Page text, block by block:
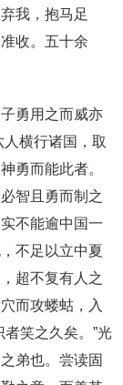
我，抱马足
收。五十余
勇用之而威亦
横行诸国，取
勇而能此者。
智且勇而制之
不能逾中国一
不足以立中夏
超不复有人之
而攻蝼蛄，入
笑之久矣。”光
弟也。尝读固